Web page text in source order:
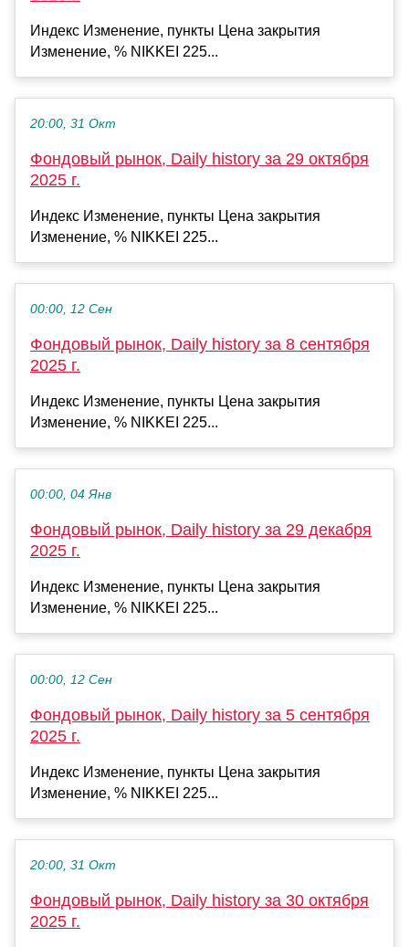
Индекс Изменение, пункты Цена закрытия
Изменение, % NIKKEI 225...
20:00, 31 Окт
Фондовый рынок, Daily history за 29 октября
2025 г.
Индекс Изменение, пункты Цена закрытия
Изменение, % NIKKEI 225...
00:00, 12 Сен
Фондовый рынок, Daily history за 8 сентября
2025 г.
Индекс Изменение, пункты Цена закрытия
Изменение, % NIKKEI 225...
00:00, 04 Янв
Фондовый рынок, Daily history за 29 декабря
2025 г.
Индекс Изменение, пункты Цена закрытия
Изменение, % NIKKEI 225...
00:00, 12 Сен
Фондовый рынок, Daily history за 5 сентября
2025 г.
Индекс Изменение, пункты Цена закрытия
Изменение, % NIKKEI 225...
20:00, 31 Окт
Фондовый рынок, Daily history за 30 октября
2025 г.